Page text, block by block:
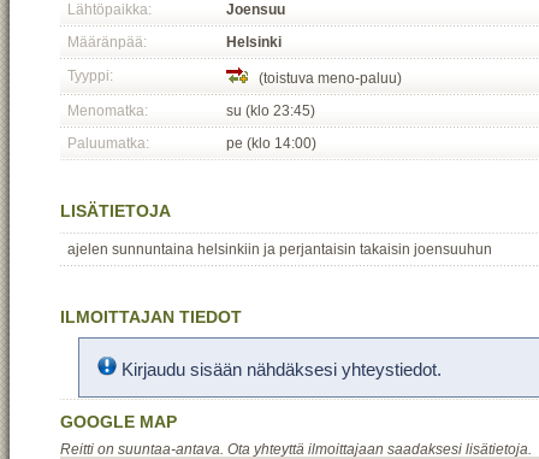
Lähtöpaikka:
Joensuu
Määränpää:
Helsinki
Tyyppi:
(toistuva meno-paluu)
Menomatka:
su (klo 23:45)
Paluumatka:
pe (klo 14:00)
LISÄTIETOJA
ajelen sunnuntaina helsinkiin ja perjantaisin takaisin joensuuhun
ILMOITTAJAN TIEDOT
Kirjaudu sisään nähdäksesi yhteystiedot.
GOOGLE MAP
Reitti on suuntaa-antava. Ota yhteyttä ilmoittajaan saadaksesi lisätietoja.